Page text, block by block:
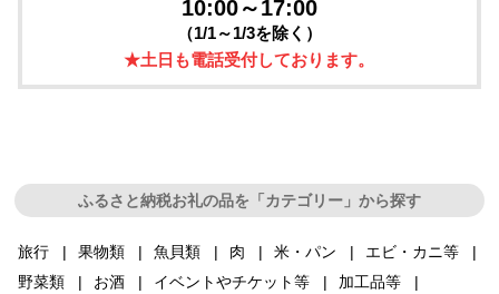
10:00～17:00
（1/1～1/3を除く）
★土日も電話受付しております。
ふるさと納税お礼の品を「カテゴリー」から探す
旅行 果物類 魚貝類 肉 米・パン
エビ・カニ等
野菜類
お酒 イベントやチケット等
加工品等